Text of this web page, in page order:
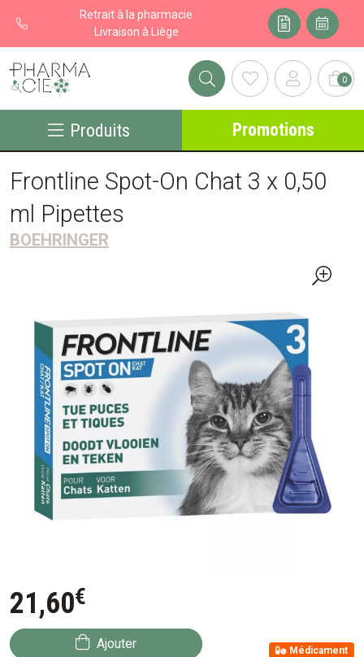
Retrait à la pharmacie
Livraison à Liège
Pharma&cie - Pharmacie des Franchises Votre export 0
Produits Promotions
Frontline Spot-On Chat 3 x 0,50
ml Pipettes
BOEHRINGER
21,60€
Ajouter Médicament